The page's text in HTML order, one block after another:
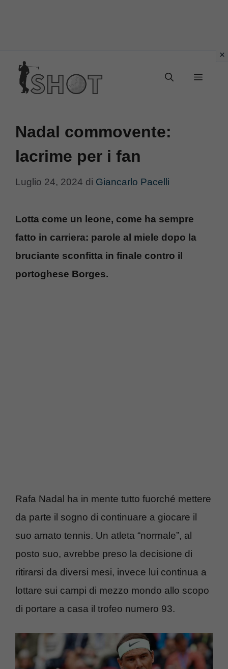
contenuto
Menu
Nadal commovente:
lacrime per i fan
Luglio 24, 2024 di Giancarlo Pacelli
Lotta come un leone, come ha sempre
fatto in carriera: parole al miele dopo la
bruciante sconfitta in finale contro il
portoghese Borges.
Rafa Nadal ha in mente tutto fuorché mettere
da parte il sogno di continuare a giocare il
suo amato tennis. Un atleta “normale”, al
posto suo, avrebbe preso la decisione di
ritirarsi da diversi mesi, invece lui continua a
lottare sui campi di mezzo mondo allo scopo
di portare a casa il trofeo numero 93.